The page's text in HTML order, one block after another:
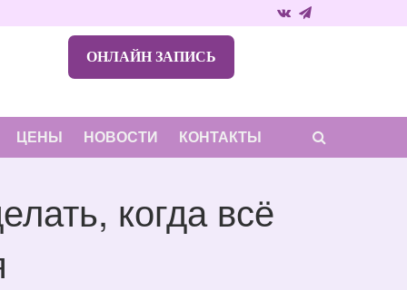
ОНЛАЙН ЗАПИСЬ
ЦЕНЫ НОВОСТИ КОНТАКТЫ
когда всё